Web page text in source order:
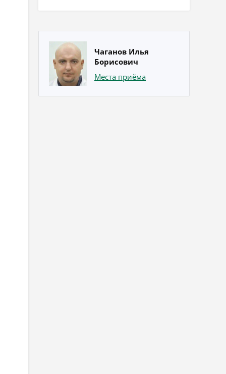
Чаганов Илья
Борисович
Места приёма